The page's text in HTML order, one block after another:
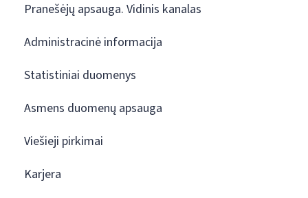
Pranešėjų apsauga. Vidinis kanalas
Administracinė informacija
Statistiniai duomenys
Asmens duomenų apsauga
Viešieji pirkimai
Karjera